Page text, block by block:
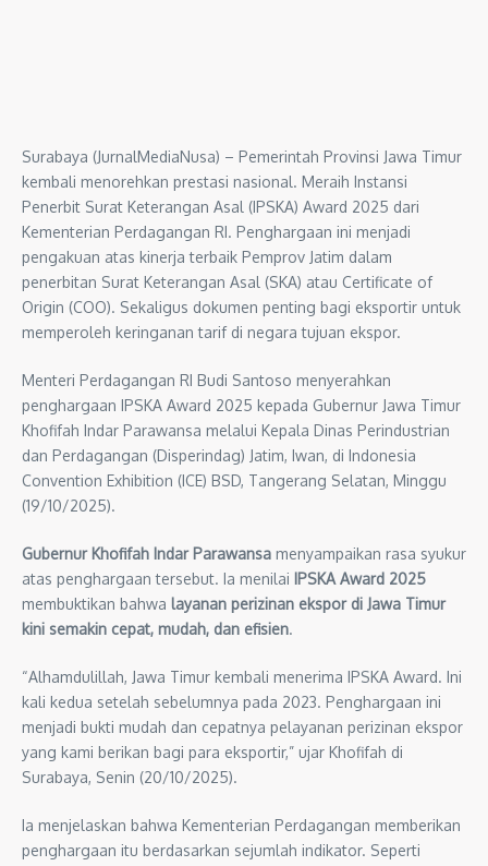
Surabaya (JurnalMediaNusa) – Pemerintah Provinsi Jawa Timur
kembali menorehkan prestasi nasional. Meraih Instansi
Penerbit Surat Keterangan Asal (IPSKA) Award 2025 dari
Kementerian Perdagangan RI. Penghargaan ini menjadi
pengakuan atas kinerja terbaik Pemprov Jatim dalam
penerbitan Surat Keterangan Asal (SKA) atau Certificate of
Origin (COO). Sekaligus dokumen penting bagi eksportir untuk
memperoleh keringanan tarif di negara tujuan ekspor.
Menteri Perdagangan RI Budi Santoso menyerahkan
penghargaan IPSKA Award 2025 kepada Gubernur Jawa Timur
Khofifah Indar Parawansa melalui Kepala Dinas Perindustrian
dan Perdagangan (Disperindag) Jatim, Iwan, di Indonesia
Convention Exhibition (ICE) BSD, Tangerang Selatan, Minggu
(19/10/2025).
Gubernur Khofifah Indar Parawansa menyampaikan rasa syukur
atas penghargaan tersebut. Ia menilai IPSKA Award 2025
membuktikan bahwa layanan perizinan ekspor di Jawa Timur
kini semakin cepat, mudah, dan efisien.
“Alhamdulillah, Jawa Timur kembali menerima IPSKA Award. Ini
kali kedua setelah sebelumnya pada 2023. Penghargaan ini
menjadi bukti mudah dan cepatnya pelayanan perizinan ekspor
yang kami berikan bagi para eksportir,” ujar Khofifah di
Surabaya, Senin (20/10/2025).
Ia menjelaskan bahwa Kementerian Perdagangan memberikan
penghargaan itu berdasarkan sejumlah indikator. Seperti